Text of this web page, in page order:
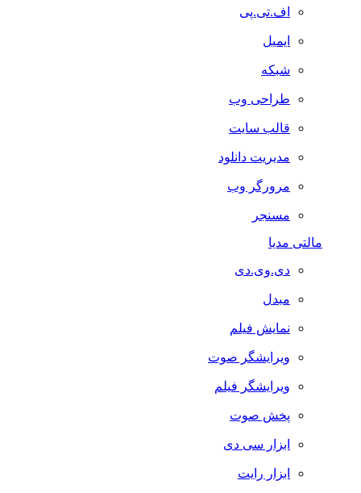
اف.تی.پی
ایمیل
شبکه
طراحی وب
قالب سایت
مدیریت دانلود
مرورگر وب
مسنجر
مالتی مدیا
دی.وی.دی
مبدل
نمایش فیلم
ویرایشگر صوت
ویرایشگر فیلم
پخش صوت
ابزار سی دی
ابزار رایت